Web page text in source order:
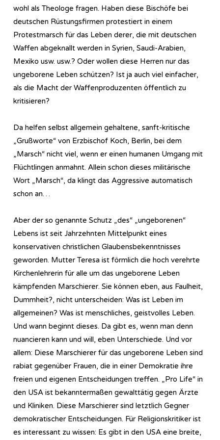
wohl als Theologe fragen. Haben diese Bischöfe bei
deutschen Rüstungsfirmen protestiert in einem
Protestmarsch für das Leben derer, die mit deutschen
Waffen abgeknallt werden in Syrien, Saudi-Arabien,
Mexiko usw. usw.? Oder wollen diese Herren nur das
ungeborene Leben schützen? Ist ja auch viel einfacher,
als die Macht der Waffenproduzenten öffentlich zu
kritisieren?
Da helfen selbst allgemein gehaltene, sanft-kritische
„Grußworte“ von Erzbischof Koch, Berlin, bei dem
„Marsch“ nicht viel, wenn er einen humanen Umgang mit
Flüchtlingen anmahnt. Allein schon dieses militärische
Wort „Marsch“, da klingt das Aggressive automatisch
schon an…
Aber der so genannte Schutz „des“ „ungeborenen“
Lebens ist seit Jahrzehnten Mittelpunkt eines
konservativen christlichen Glaubensbekenntnisses
geworden. Mutter Teresa ist förmlich die hoch verehrte
Kirchenlehrerin für alle um das ungeborene Leben
kämpfenden Marschierer. Sie können eben, aus Faulheit,
Dummheit?, nicht unterscheiden: Was ist Leben im
allgemeinen? Was ist menschliches, geistvolles Leben.
Und wann beginnt dieses. Da gibt es, wenn man denn
nuancieren kann und will, eben Unterschiede. Und vor
allem: Diese Marschierer für das ungeborene Leben sind
rabiat gegenüber Frauen, die in einer Demokratie ihre
freien und eigenen Entscheidungen treffen. „Pro Life“ in
den USA ist bekanntermaßen gewalttätig gegen Ärzte
und Kliniken. Diese Marschierer sind letztlich Gegner
demokratischer Entscheidungen. Für Religionskritiker ist
es interessant zu wissen: Es gibt in den USA eine breite,